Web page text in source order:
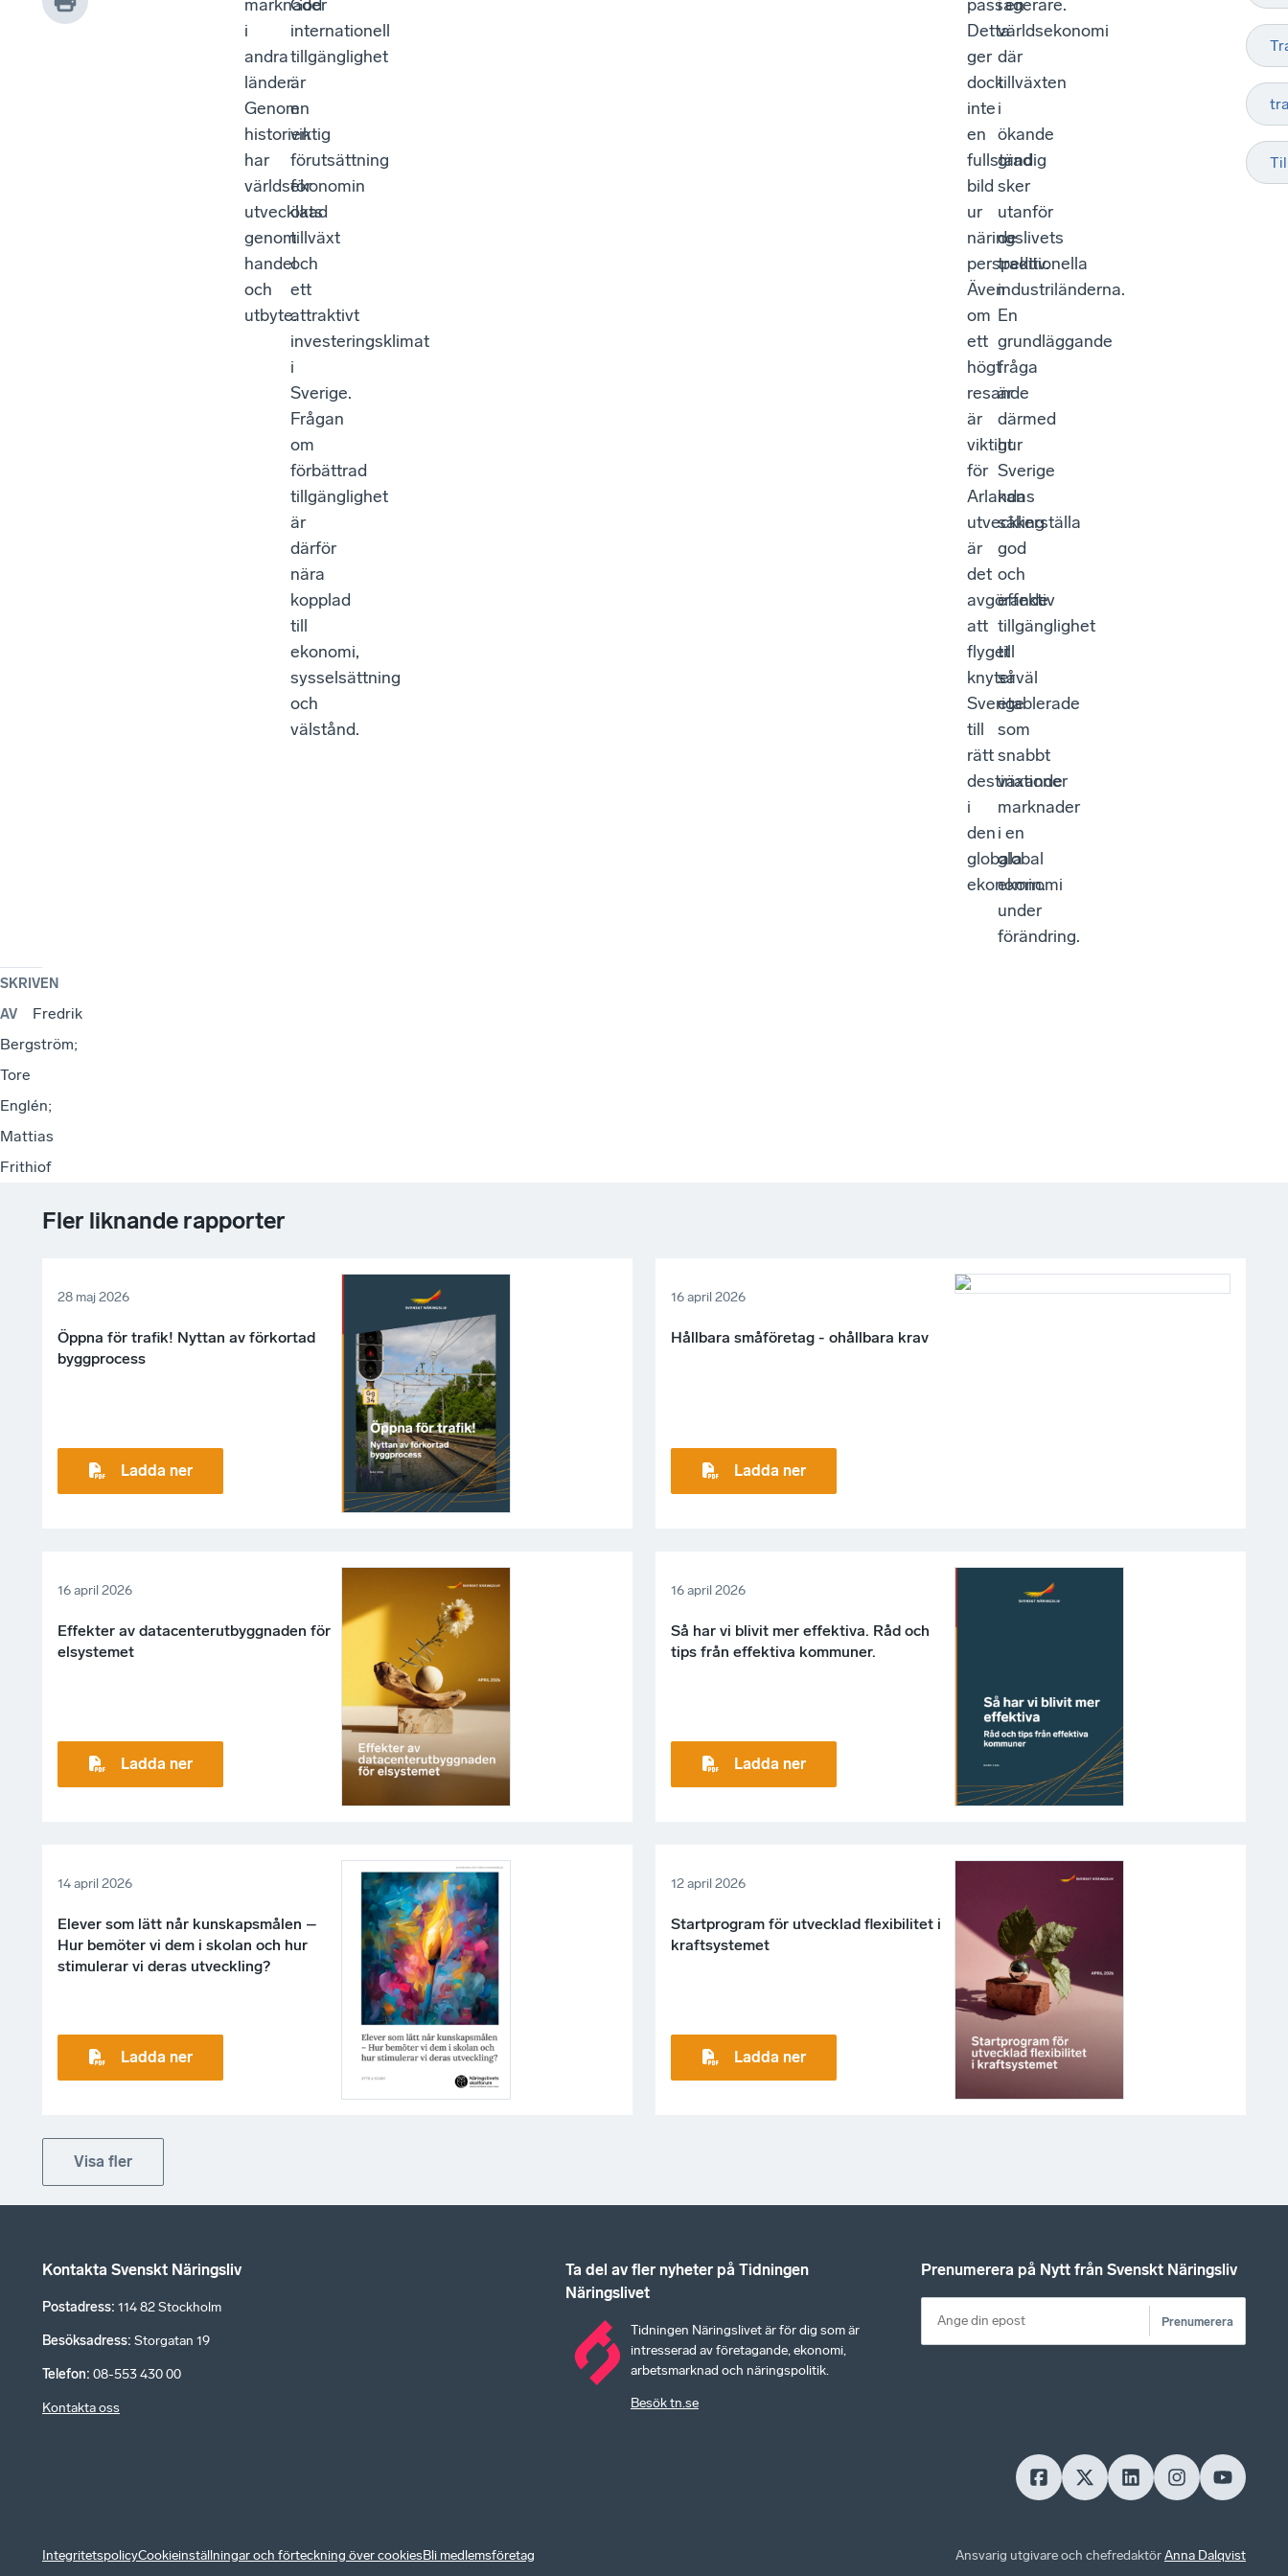
marknader
i
andra
länder.
Genom
historien
har
världsekonomin
utvecklats
genom
handel
och
utbyte.
God
internationell
tillgänglighet
är
en
viktig
förutsättning
för
ökad
tillväxt
och
ett
attraktivt
investeringsklimat
i
Sverige.
Frågan
om
förbättrad
tillgänglighet
är
därför
nära
kopplad
till
ekonomi,
sysselsättning
och
välstånd.
passagerare.
Detta
ger
dock
inte
en
fullständig
bild
ur
näringslivets
perspektiv.
Även
om
ett
högt
resande
är
viktigt
för
Arlandas
utveckling
är
det
avgörande
att
flyget
knyter
Sverige
till
rätt
destinationer
i
den
globala
ekonomin.
i en
världsekonomi
där
tillväxten
i
ökande
grad
sker
utanför
de
traditionella
industriländerna.
En
grundläggande
fråga
är
därmed
hur
Sverige
kan
säkerställa
god
och
effektiv
tillgänglighet
till
såväl
etablerade
som
snabbt
växande
marknader
i en
global
ekonomi
under
förändring.
SKRIVEN
AV
Fredrik
Bergström;
Tore
Englén;
Mattias
Frithiof
Fler liknande rapporter
28 maj 2026
Öppna för trafik! Nyttan av förkortad
byggprocess
Ladda ner
16 april 2026
Hållbara småföretag - ohållbara krav
Ladda ner
16 april 2026
Effekter av datacenterutbyggnaden för
elsystemet
Ladda ner
16 april 2026
Så har vi blivit mer effektiva. Råd och
tips från effektiva kommuner.
Ladda ner
14 april 2026
Elever som lätt når kunskapsmålen –
Hur bemöter vi dem i skolan och hur
stimulerar vi deras utveckling?
Ladda ner
12 april 2026
Startprogram för utvecklad flexibilitet i
kraftsystemet
Ladda ner
Visa fler
Kontakta Svenskt Näringsliv
Postadress: 114 82 Stockholm
Besöksadress: Storgatan 19
Telefon: 08-553 430 00
Kontakta oss
Ta del av fler nyheter på Tidningen
Näringslivet
Tidningen Näringslivet är för dig som är
intresserad av företagande, ekonomi,
arbetsmarknad och näringspolitik.
Besök tn.se
Prenumerera på Nytt från Svenskt Näringsliv
Prenumerera
IntegritetspolicyCookieinställningar och förteckning över cookiesBli medlemsföretag Ansvarig utgivare och chefredaktörAnna Dalqvist